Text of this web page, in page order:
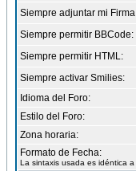
Siempre adjuntar mi
Siempre permitir BBCode:
Siempre permitir HTML:
Siempre activar Smilies:
Idioma del Foro:
Estilo del Foro:
Zona horaria:
Formato de Fecha:
La sintaxis usada es idéntica a